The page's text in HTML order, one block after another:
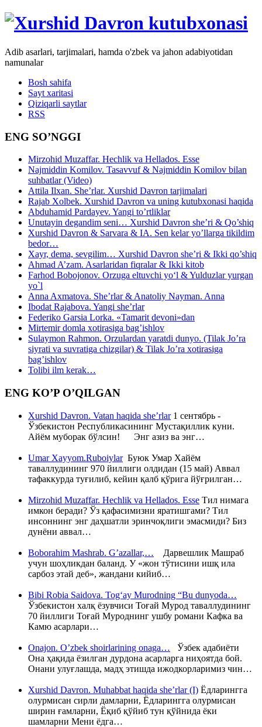
Adib asarlari, tarjimalari, hamda o'zbek va jahon adabiyotidan
namunalar
Bosh sahifa
Sayt xaritasi
Qiziqarli saytlar
RSS
ENG SO’NGGI
Mirzohid Muzaffar. Hechlik va Hellados. Esse
Najmiddin Komilov. Tasavvuf & Najmiddin Komilov bilan
suhbatlar (Video)
Attila Ilxan. She’rlar. Xurshid Davron tarjimalari
Rajab Xolbek. Xurshid Davron va uning kutubxonasi haqida
Abduhamid Pardayev. Yangi to’rtliklar
Unutayin degandim seni… Xurshid Davron she’ri & Qo’shiq
Xurshid Davron & Sarvara & IA. Sen kelar yo’llarga tikildim
bedor…
Xayr, dema, sevgilim… Xurshid Davron she’ri & Ikki qo’shiq
Ahmad A’zam. Asarlaridan fiqralar & Ikki kitob
Farhod Bobojonov. Orzuga eltuvchi yo‘l & Yulduzlar yurgan
yo`l
Anna Axmatova. She’rlar & Anatoliy Nayman. Anna
Ibodat Rajabova. Yangi she’rlar
Federiko Garsia Lorka. «Tamarit devoni»dan
Mirtemir domla xotirasiga bag’ishlov
Sulaymon Rahmon. Orzulardan yaratdi dunyo. (Tilak Jo’ra
siyrati va suvratiga chizgilar) & Tilak Jo’ra xotirasiga
bag’ishlov
Tolibi ilm kerak…
ENG KO’P O’QILGAN
Xurshid Davron. Vatan haqida she’rlar1 сентябрь -
Ўзбекистон Республикасининг Мустақиллик куни.
Айём муборак бўлсин! Энг азиз ва энг…
Umar Xayyom.RuboiylarБуюк Умар Хайём
таваллудининг 970 йиллиги олдидан (15 май) Аввал
тафаккурда туғилиб, кейин қалб қўрига йўғрилган…
Mirzohid Muzaffar. Hechlik va Hellados. Esse Тил нимага
имкон беради? Ўз қафасимизни яратишгами? Тил
инсоннинг энг даҳшатли эринчоқлиги эмасмиди? Биз
дунёни аввал…
Boborahim Mashrab. G’azallar,… Дарвешлик Машраб
учун шоҳликдан баланд. У «жон тўтисини ишқ ила
сарбоз этай деб», жандани кийиб…
Bibi Robia Saidova. Tog‘ay Murodning “Bu dunyoda…
Ўзбекистон халқ ёзувчиси Тоғай Мурод таваллудининг
70 йиллиги Тоғай Муроднинг ушбу романи Кафка ва
Камю асарлари…
Onajon. O’zbek shoirlarining onaga… Ўзбек адабиёти
Она ҳақида ёзилган дурдона асарларга ниҳоятда бой.
Онани улуғлашда, мадҳ этишда ижодкорларимиз чин…
Xurshid Davron. Muhabbat haqida she’rlar (I) Ёдларингга
олурмисан сирли дамларни, Ёдларингга олурмисан
ширин ғамларни, Ёқиб қўйиб тун қўйнида ёки
шамларни Мени ёдга…